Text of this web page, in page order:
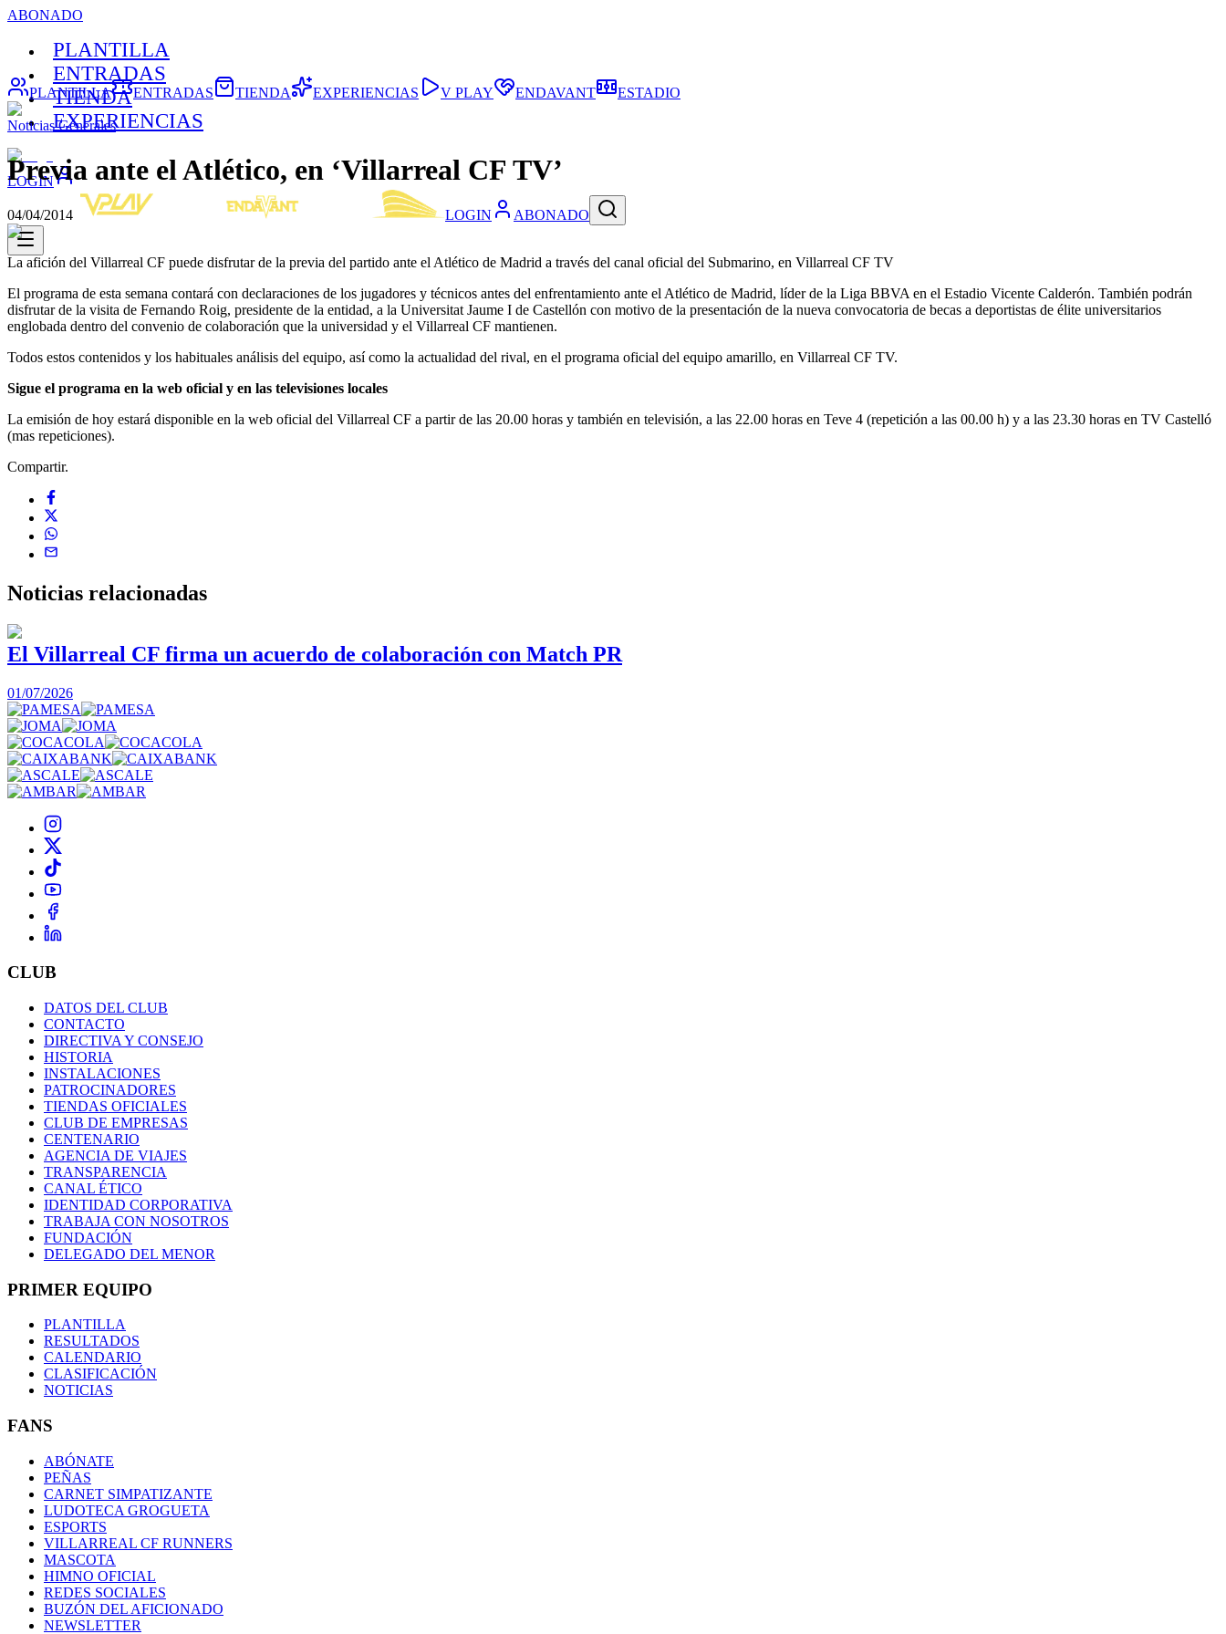
ABONADO
PLANTILLA
ENTRADAS
TIENDA
EXPERIENCIAS
LOGIN
LOGIN ABONADO
PLANTILLA ENTRADAS TIENDA EXPERIENCIAS V PLAY ENDAVANT ESTADIO
Noticias Generales
Previa ante el Atlético, en ‘Villarreal CF TV’
04/04/2014
La afición del Villarreal CF puede disfrutar de la previa del partido ante el Atlético de Madrid a través del canal oficial del Submarino, en Villarreal CF TV
El programa de esta semana contará con declaraciones de los jugadores y técnicos antes del enfrentamiento ante el Atlético de Madrid, líder de la Liga BBVA en el Estadio Vicente Calderón. También podrán
disfrutar de la visita de Fernando Roig, presidente de la entidad, a la Universitat Jaume I de Castellón con motivo de la presentación de la nueva convocatoria de becas a deportistas de élite universitarios
englobada dentro del convenio de colaboración que la universidad y el Villarreal CF mantienen.
Todos estos contenidos y los habituales análisis del equipo, así como la actualidad del rival, en el programa oficial del equipo amarillo, en Villarreal CF TV.
Sigue el programa en la web oficial y en las televisiones locales
La emisión de hoy estará disponible en la web oficial del Villarreal CF a partir de las 20.00 horas y también en televisión, a las 22.00 horas en Teve 4 (repetición a las 00.00 h) y a las 23.30 horas en TV Castelló
(mas repeticiones).
Compartir.
Noticias relacionadas
El Villarreal CF firma un acuerdo de colaboración con Match PR
01/07/2026
CLUB
DATOS DEL CLUB
CONTACTO
DIRECTIVA Y CONSEJO
HISTORIA
INSTALACIONES
PATROCINADORES
TIENDAS OFICIALES
CLUB DE EMPRESAS
CENTENARIO
AGENCIA DE VIAJES
TRANSPARENCIA
CANAL ÉTICO
IDENTIDAD CORPORATIVA
TRABAJA CON NOSOTROS
FUNDACIÓN
DELEGADO DEL MENOR
PRIMER EQUIPO
PLANTILLA
RESULTADOS
CALENDARIO
CLASIFICACIÓN
NOTICIAS
FANS
ABÓNATE
PEÑAS
CARNET SIMPATIZANTE
LUDOTECA GROGUETA
ESPORTS
VILLARREAL CF RUNNERS
MASCOTA
HIMNO OFICIAL
REDES SOCIALES
BUZÓN DEL AFICIONADO
NEWSLETTER